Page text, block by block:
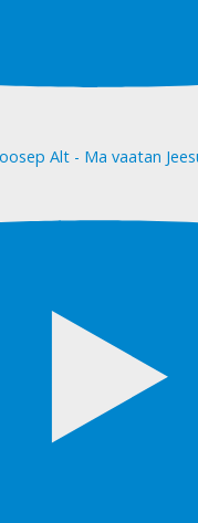
Alt - Ma vaatan